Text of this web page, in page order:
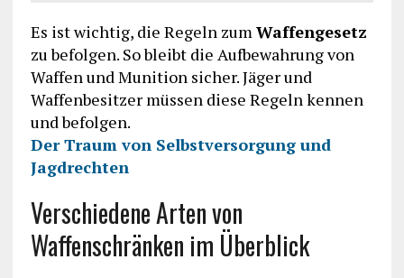
Es ist wichtig, die Regeln zumWaffengesetz
zu befolgen. So bleibt die Aufbewahrung von
Waffen und Munition sicher. Jäger und
Waffenbesitzer müssen diese Regeln kennen
und befolgen.
Der Traum von Selbstversorgung und
Jagdrechten
Verschiedene Arten von
Waffenschränken im Überblick